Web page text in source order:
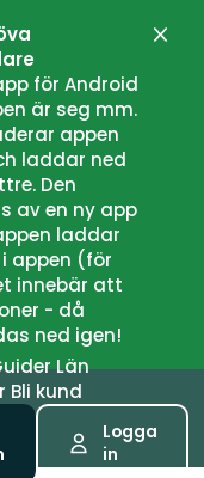
för Android
är seg mm.
appen
laddar ned
Den
av en ny app
laddar
appen (för
innebär att
- då
ned igen!
Län
Bli kund
Logga
in